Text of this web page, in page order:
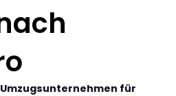
für